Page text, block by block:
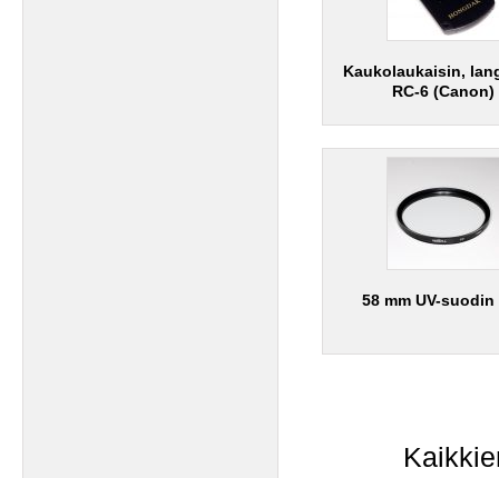
Kaukolaukaisin,
RC-6 (Canon)
58 mm UV-suodin